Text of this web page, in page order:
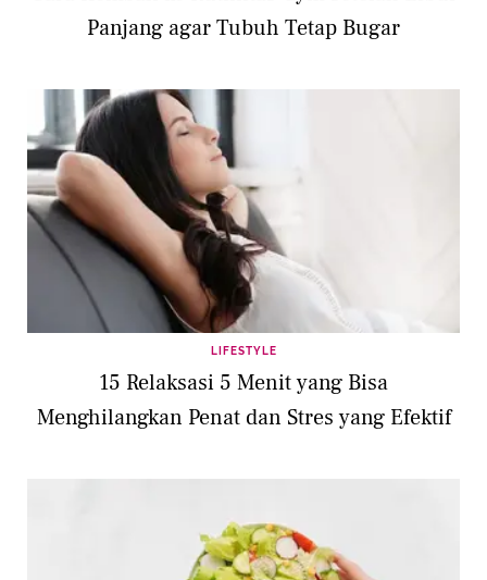
Panjang agar Tubuh Tetap Bugar
LIFESTYLE
15 Relaksasi 5 Menit yang Bisa
Menghilangkan Penat dan Stres yang Efektif